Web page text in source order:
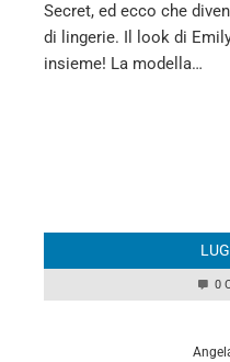
Secret, ed ecco che
di lingerie. Il look di
insieme! La modella…
LUG
0